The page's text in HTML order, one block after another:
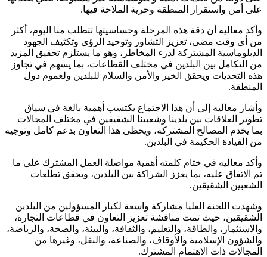
على أمن واستقرار المنطقة وحرية الملاحة فيها.
وأكد معاليه أن دقة هذه المرحلة وحساسيتها تتطلب منا اليوم، أكثر
من أي وقت مضى، تعزيز التشاور وتوحيد الرؤى وتكثيف الجهود
الدبلوماسية المشتركة لدرء المخاطر، وهو ما يستلزم تحقيق المزيد
من التكامل بين البلدين في مختلف القطاعات، بما يسهم في تجاوز
هذه التحديات ويحقق الخير والأمن والسلام للبلدين ولعموم دول
المنطقة.
وأشار معاليه إلى أن هذا الاجتماع يكتسب أهمية بالغة في سياق
تطوير العلاقات بين بلدينا وشعبينا الشقيقين في مختلف المجالات
بما يخدم المصالح المشتركة، ويحظى هذا التعاون بدعم كامل وتوجيه
من القيادة الحكيمة في البلدين.
وأكد معاليه في ختام كلمته أهمية مواصلة العمل المشترك على ما
تم الاتفاق عليه، بما يعزز الشراكة بين البلدين، ويحقق تطلعات
الشعبين الشقيقين.
وشهدت اللجنة العليا مشاركة واسعة لكبار المسؤولين من البلدين
الشقيقين، حيث تمت مناقشة تعزيز التعاون في قطاعات التجارة،
والاستثمار، والطاقة، والتعليم، والثقافة، والبيئة، والصحة، والرياضة،
والشؤون الإسلامية والأوقاف، والصناعة، والنقل، وغيرها من
المجالات ذات الاهتمام المشترك.